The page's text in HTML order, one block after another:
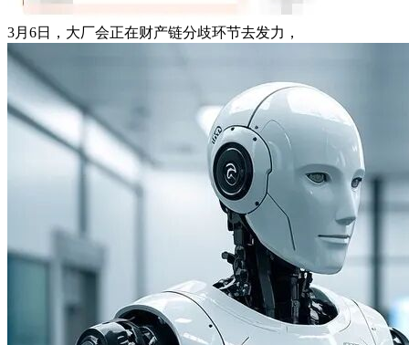
3月6日，大厂会正在财产链分歧环节去发力，